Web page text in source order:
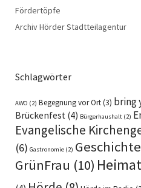
Fördertöpfe
Archiv Hörder Stadtteilagentur
Schlagwörter
AWO (2) Begegnung vor Ort(3) bring
Brückenfest (4) Bürgerhaushalt (2)
Evangelische
(6) Gastronomie (2) Geschichte
GrünFrau (10) Heimat